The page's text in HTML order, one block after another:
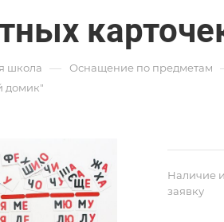
школа — Оснащение по предметам
домик"
Наличие
заявку